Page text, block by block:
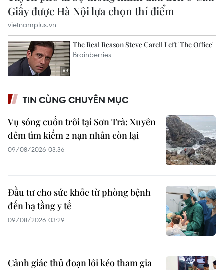
TIN CÙNG CHUYÊN MỤC
Vụ sóng cuốn trôi tại Sơn Trà: Xuyên
đêm tìm kiếm 2 nạn nhân còn lại
09/08/2026 03:36
Đầu tư cho sức khỏe từ phòng bệnh
đến hạ tầng y tế
09/08/2026 03:29
Cảnh giác thủ đoạn lôi kéo tham gia